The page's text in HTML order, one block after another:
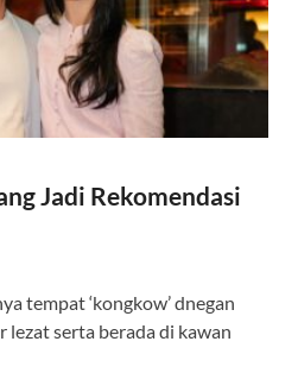
Jadi Rekomendasi
tempat ‘kongkow’ dnegan
serta berada di kawan